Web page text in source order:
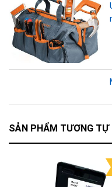
SẢN PHẨM TƯƠNG TỰ